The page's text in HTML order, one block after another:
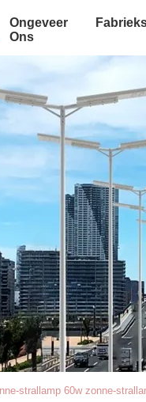
Ongeveer
Ons
strallamp 60w zonne-